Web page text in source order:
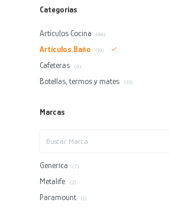
Categorías
Artículos Cocina (86)
Artículos Baño (10)
Cafeteras (6)
Botellas, termos y mates (33)
Marcas
Generica (7)
Metalife (2)
Paramount (1)